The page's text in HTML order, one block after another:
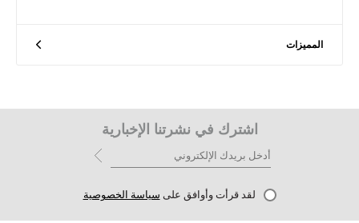
المميزات
اشترك في نشرتنا الإخبارية
لقد قرأت وأوافق على سياسة الخصوصية